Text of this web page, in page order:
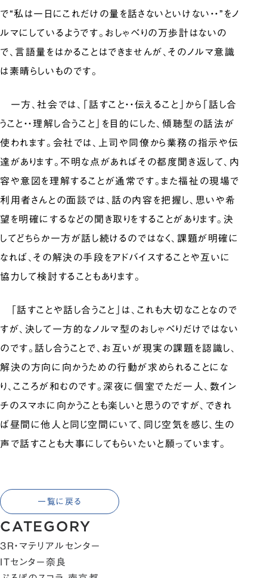
CATEGORY
3R・マテリアルセンター
ITセンター奈良
で“私は一日にこれだけの量を話さないといけない・・”をノ
ルマにしているようです。おしゃべりの万歩計はないの
で、言語量をはかることはできませんが、そのノルマ意識
は素晴らしいものです。
一方、社会では、「話すこと・・伝えること」から「話し合
うこと・・理解し合うこと」を目的にした、傾聴型の話法が
使われます。会社では、上司や同僚から業務の指示や伝
達があります。不明な点があればその都度聞き返して、内
容や意図を理解することが通常です。また福祉の現場で
利用者さんとの面談では、話の内容を把握し、思いや希
望を明確にするなどの聞き取りをすることがあります。決
してどちらか一方が話し続けるのではなく、課題が明確に
なれば、その解決の手段をアドバイスすることや互いに
協力して検討することもあります。
「話すことや話し合うこと」は、これも大切なことなので
すが、決して一方的なノルマ型のおしゃべりだけではない
のです。話し合うことで、お互いが現実の課題を認識し、
解決の方向に向かうための行動が求められることにな
り、こころが和むのです。深夜に個室でただ一人、数イン
チのスマホに向かうことも楽しいと思うのですが、できれ
ば昼間に他人と同じ空間にいて、同じ空気を感じ、生の
声で話すことも大事にしてもらいたいと願っています。
一覧に戻る